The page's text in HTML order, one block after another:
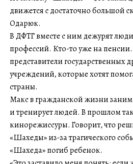
движется с достаточно большой
Одарюк.
В ДФТГ вместе с ним дежурят
профессий. Кто-то уже на пенсии.
представители государственных
учреждений, которые хотят
страны.
Макс в гражданской жизни
и тренирует людей. В прошлом
кинорежиссуры. Говорит, что
«Шахеды» из-за трагического
«Шахеда» погиб ребенок.